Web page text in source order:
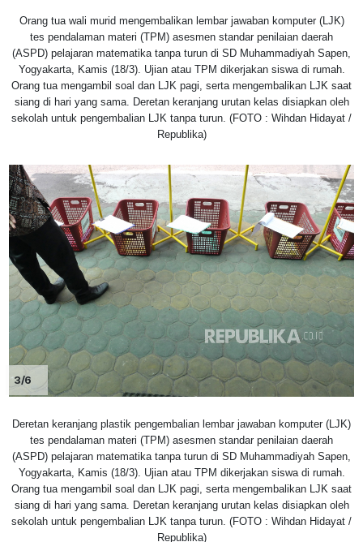
Orang tua wali murid mengembalikan lembar jawaban komputer (LJK)
tes pendalaman materi (TPM) asesmen standar penilaian daerah
(ASPD) pelajaran matematika tanpa turun di SD Muhammadiyah Sapen,
Yogyakarta, Kamis (18/3). Ujian atau TPM dikerjakan siswa di rumah.
Orang tua mengambil soal dan LJK pagi, serta mengembalikan LJK saat
siang di hari yang sama. Deretan keranjang urutan kelas disiapkan oleh
sekolah untuk pengembalian LJK tanpa turun. (FOTO : Wihdan Hidayat /
Republika)
3/6
Deretan keranjang plastik pengembalian lembar jawaban komputer (LJK)
tes pendalaman materi (TPM) asesmen standar penilaian daerah
(ASPD) pelajaran matematika tanpa turun di SD Muhammadiyah Sapen,
Yogyakarta, Kamis (18/3). Ujian atau TPM dikerjakan siswa di rumah.
Orang tua mengambil soal dan LJK pagi, serta mengembalikan LJK saat
siang di hari yang sama. Deretan keranjang urutan kelas disiapkan oleh
sekolah untuk pengembalian LJK tanpa turun. (FOTO : Wihdan Hidayat /
Republika)